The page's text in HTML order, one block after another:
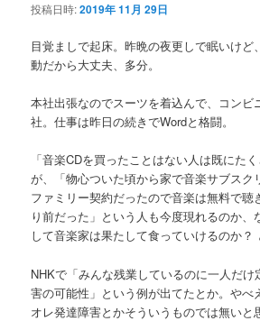
投稿日時:2019年 11月 29日
目覚ましで起床。昨晩の夜更しで眠いけど
動だから大丈夫、多分。
本社出張なのでスーツを着込んで、コンビ
社。仕事は昨日の続きでWordと格闘。
「音楽CDを買ったことはない人は既にた
が、「物心ついた頃から家で音楽サブスク
ファミリー契約だったので音楽は無料で聴
り前だった」という人も今度現れるのか、
して音楽家は果たして食っていけるのか？
NHKで「みんな残業しているのに一人だ
害の可能性」という例が出てたとか。やべ
オレ発達障害とかそういうものでは無いと